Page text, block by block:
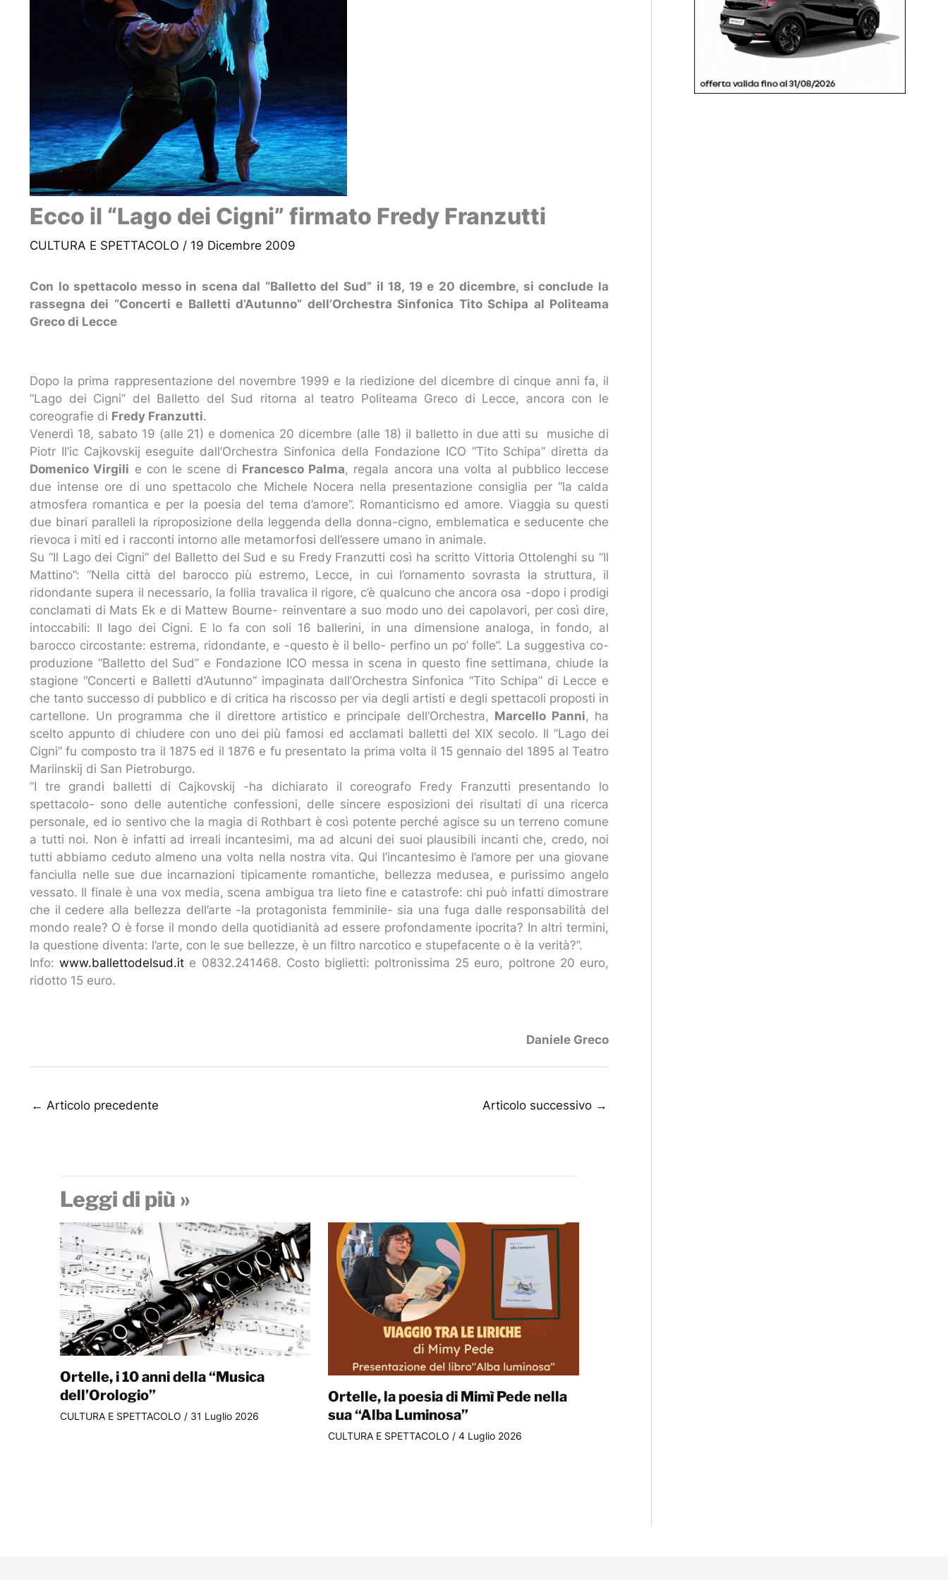
Ecco il “Lago dei Cigni” firmato Fredy Franzutti
CULTURA E SPETTACOLO / 19 Dicembre 2009
Con lo spettacolo messo in scena dal “Balletto del Sud” il 18, 19 e 20 dicembre, si conclude la
rassegna dei “Concerti e Balletti d’Autunno” dell’Orchestra Sinfonica Tito Schipa al Politeama
Greco di Lecce
Dopo la prima rappresentazione del novembre 1999 e la riedizione del dicembre di cinque anni fa, il
“Lago dei Cigni” del Balletto del Sud ritorna al teatro Politeama Greco di Lecce, ancora con le
coreografie di Fredy Franzutti.
Venerdì 18, sabato 19 (alle 21) e domenica 20 dicembre (alle 18) il balletto in due atti su musiche di
Piotr Il’ic Cajkovskij eseguite dall’Orchestra Sinfonica della Fondazione ICO “Tito Schipa” diretta da
Domenico Virgili e con le scene di Francesco Palma, regala ancora una volta al pubblico leccese
due intense ore di uno spettacolo che Michele Nocera nella presentazione consiglia per “la calda
atmosfera romantica e per la poesia del tema d’amore”. Romanticismo ed amore. Viaggia su questi
due binari paralleli la riproposizione della leggenda della donna-cigno, emblematica e seducente che
rievoca i miti ed i racconti intorno alle metamorfosi dell’essere umano in animale.
Su “Il Lago dei Cigni” del Balletto del Sud e su Fredy Franzutti così ha scritto Vittoria Ottolenghi su “Il
Mattino”: “Nella città del barocco più estremo, Lecce, in cui l’ornamento sovrasta la struttura, il
ridondante supera il necessario, la follia travalica il rigore, c’è qualcuno che ancora osa -dopo i prodigi
conclamati di Mats Ek e di Mattew Bourne- reinventare a suo modo uno dei capolavori, per così dire,
intoccabili: Il lago dei Cigni. E lo fa con soli 16 ballerini, in una dimensione analoga, in fondo, al
barocco circostante: estrema, ridondante, e -questo è il bello- perfino un po’ folle”. La suggestiva co-
produzione “Balletto del Sud” e Fondazione ICO messa in scena in questo fine settimana, chiude la
stagione “Concerti e Balletti d’Autunno” impaginata dall’Orchestra Sinfonica “Tito Schipa” di Lecce e
che tanto successo di pubblico e di critica ha riscosso per via degli artisti e degli spettacoli proposti in
cartellone. Un programma che il direttore artistico e principale dell’Orchestra, Marcello Panni, ha
scelto appunto di chiudere con uno dei più famosi ed acclamati balletti del XIX secolo. Il “Lago dei
Cigni” fu composto tra il 1875 ed il 1876 e fu presentato la prima volta il 15 gennaio del 1895 al Teatro
Mariinskij di San Pietroburgo.
“I tre grandi balletti di Cajkovskij -ha dichiarato il coreografo Fredy Franzutti presentando lo
spettacolo- sono delle autentiche confessioni, delle sincere esposizioni dei risultati di una ricerca
personale, ed io sentivo che la magia di Rothbart è così potente perché agisce su un terreno comune
a tutti noi. Non è infatti ad irreali incantesimi, ma ad alcuni dei suoi plausibili incanti che, credo, noi
tutti abbiamo ceduto almeno una volta nella nostra vita. Qui l’incantesimo è l’amore per una giovane
fanciulla nelle sue due incarnazioni tipicamente romantiche, bellezza medusea, e purissimo angelo
vessato. Il finale è una vox media, scena ambigua tra lieto fine e catastrofe: chi può infatti dimostrare
che il cedere alla bellezza dell’arte -la protagonista femminile- sia una fuga dalle responsabilità del
mondo reale? O è forse il mondo della quotidianità ad essere profondamente ipocrita? In altri termini,
la questione diventa: l’arte, con le sue bellezze, è un filtro narcotico e stupefacente o è la verità?”.
Info:www.ballettodelsud.it e 0832.241468. Costo biglietti: poltronissima 25 euro, poltrone 20 euro,
ridotto 15 euro.
Daniele Greco
← Articolo precedente Articolo successivo →
Leggi di più »
Ortelle, i 10 anni della “Musica
dell’Orologio”
CULTURA E SPETTACOLO / 31 Luglio 2026
Ortelle, la poesia di Mimì Pede nella
sua “Alba Luminosa”
CULTURA E SPETTACOLO / 4 Luglio 2026